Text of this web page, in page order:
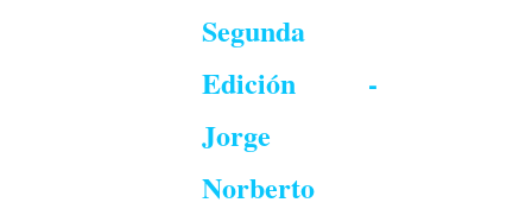
Segunda
Edición -
Jorge
Norberto